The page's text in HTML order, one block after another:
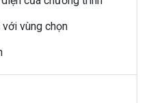
vùng chọn